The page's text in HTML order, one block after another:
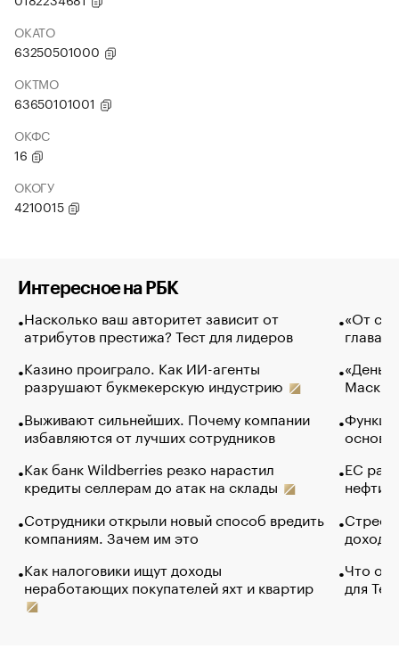
ОКАТО
63250501000
ОКТМО
63650101001
ОКФС
16
ОКОГУ
4210015
Интересное на РБК
Насколько ваш авторитет зависит от
атрибутов престижа? Тест для лидеров
Казино проиграло. Как ИИ-агенты
разрушают букмекерскую индустрию
Выживают сильнейших. Почему компании
избавляются от лучших сотрудников
Как банк Wildberries резко нарастил
кредиты селлерам до атак на склады
Сотрудники открыли новый способ вредить
компаниям. Зачем им это
Как налоговики ищут доходы
неработающих покупателей яхт и квартир
«От
глава
Маск в
основ
ЕС
нефти
Что
для